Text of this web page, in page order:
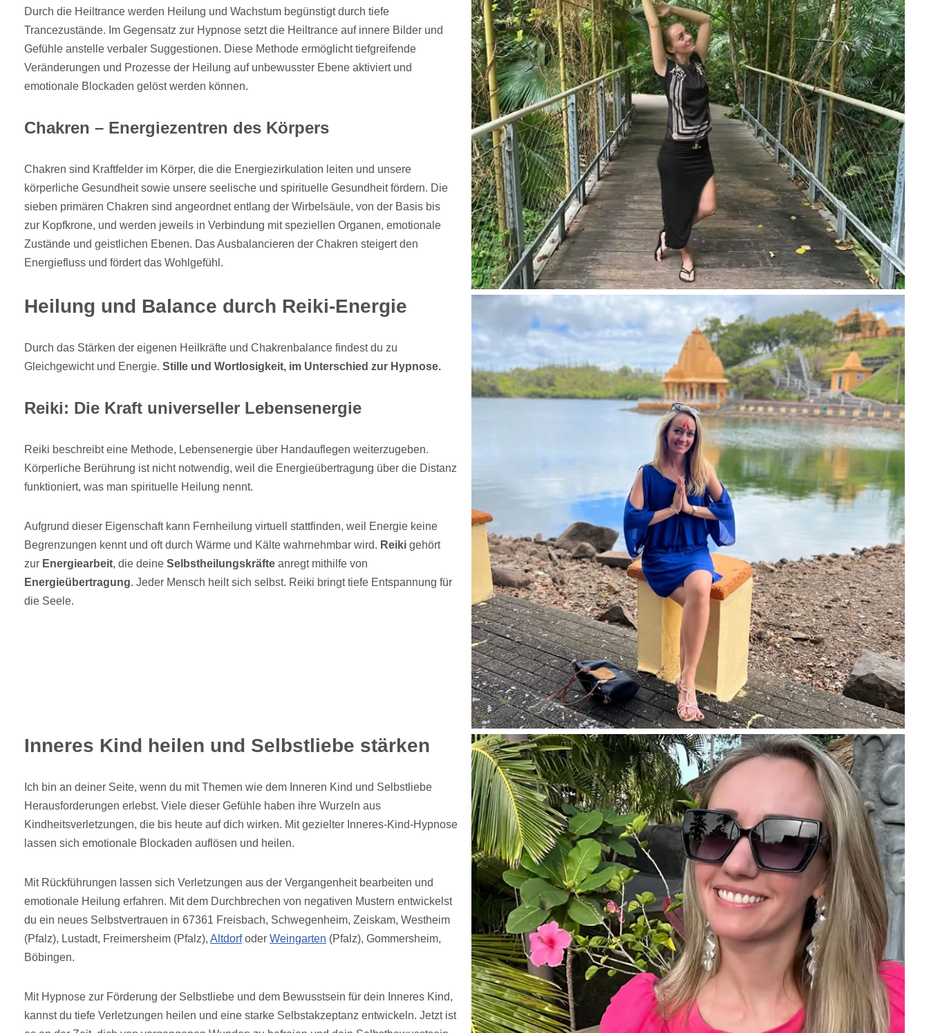
Durch die Heiltrance werden Heilung und Wachstum begünstigt durch tiefe
Trancezustände. Im Gegensatz zur Hypnose setzt die Heiltrance auf innere Bilder und
Gefühle anstelle verbaler Suggestionen. Diese Methode ermöglicht tiefgreifende
Veränderungen und Prozesse der Heilung auf unbewusster Ebene aktiviert und
emotionale Blockaden gelöst werden können.
Chakren – Energiezentren des Körpers
Chakren sind Kraftfelder im Körper, die die Energiezirkulation leiten und unsere
körperliche Gesundheit sowie unsere seelische und spirituelle Gesundheit fördern. Die
sieben primären Chakren sind angeordnet entlang der Wirbelsäule, von der Basis bis
zur Kopfkrone, und werden jeweils in Verbindung mit speziellen Organen, emotionale
Zustände und geistlichen Ebenen. Das Ausbalancieren der Chakren steigert den
Energiefluss und fördert das Wohlgefühl.
Heilung und Balance durch Reiki-Energie
Durch das Stärken der eigenen Heilkräfte und Chakrenbalance findest du zu
Gleichgewicht und Energie. Stille und Wortlosigkeit, im Unterschied zur Hypnose.
Reiki: Die Kraft universeller Lebensenergie
Reiki beschreibt eine Methode, Lebensenergie über Handauflegen weiterzugeben.
Körperliche Berührung ist nicht notwendig, weil die Energieübertragung über die Distanz
funktioniert, was man spirituelle Heilung nennt.
Aufgrund dieser Eigenschaft kann Fernheilung virtuell stattfinden, weil Energie keine
Begrenzungen kennt und oft durch Wärme und Kälte wahrnehmbar wird. Reiki gehört
zur Energiearbeit, die deine Selbstheilungskräfte anregt mithilfe von
Energieübertragung. Jeder Mensch heilt sich selbst. Reiki bringt tiefe Entspannung für
die Seele.
Inneres Kind heilen und Selbstliebe stärken
Ich bin an deiner Seite, wenn du mit Themen wie dem Inneren Kind und Selbstliebe
Herausforderungen erlebst. Viele dieser Gefühle haben ihre Wurzeln aus
Kindheitsverletzungen, die bis heute auf dich wirken. Mit gezielter Inneres-Kind-Hypnose
lassen sich emotionale Blockaden auflösen und heilen.
Mit Rückführungen lassen sich Verletzungen aus der Vergangenheit bearbeiten und
emotionale Heilung erfahren. Mit dem Durchbrechen von negativen Mustern entwickelst
du ein neues Selbstvertrauen in 67361 Freisbach, Schwegenheim, Zeiskam, Westheim
(Pfalz), Lustadt, Freimersheim (Pfalz), Altdorfoder Weingarten (Pfalz), Gommersheim,
Böbingen.
Mit Hypnose zur Förderung der Selbstliebe und dem Bewusstsein für dein Inneres Kind,
kannst du tiefe Verletzungen heilen und eine starke Selbstakzeptanz entwickeln. Jetzt ist